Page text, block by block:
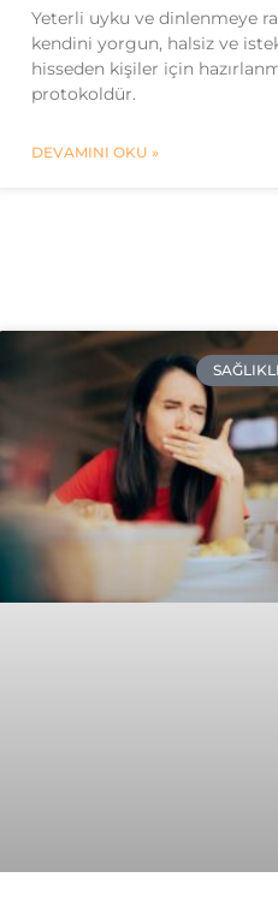
Yeterli uyku ve dinlenmeye
kendini yorgun, halsiz ve
hisseden kişiler için
protokoldür.
DEVAMINI OKU »